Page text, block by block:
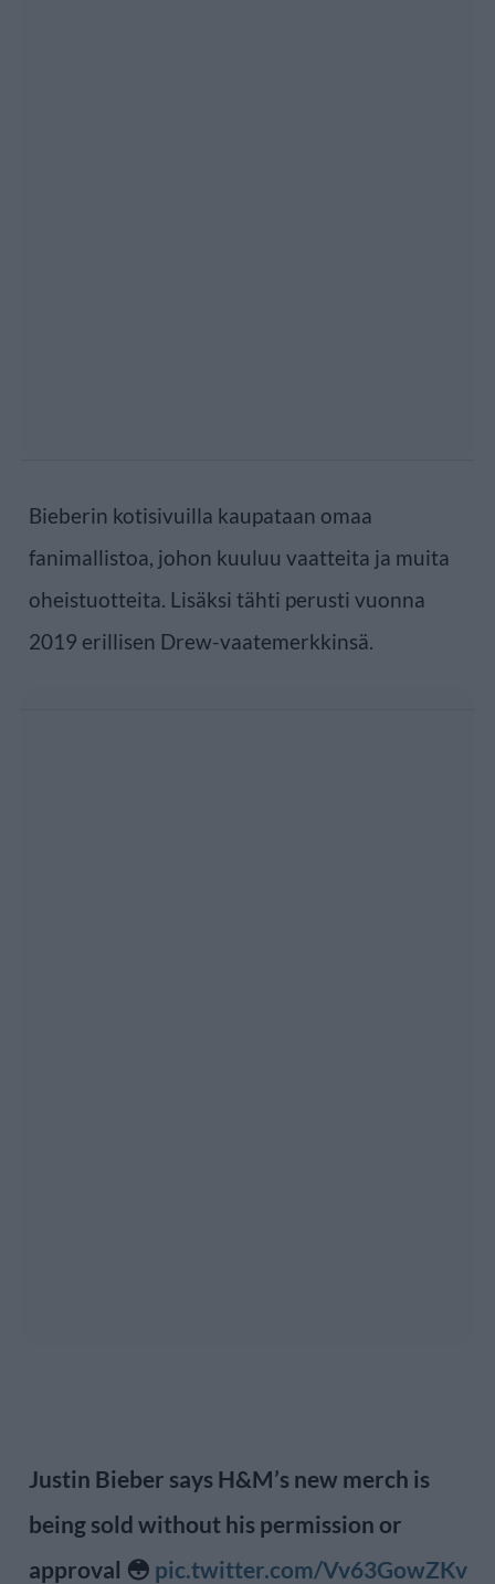
Bieberin kotisivuilla kaupataan omaa
fanimallistoa, johon kuuluu vaatteita ja muita
oheistuotteita. Lisäksi tähti perusti vuonna
2019 erillisen Drew-vaatemerkkinsä.
Justin Bieber says H&M’s new merch is
being sold without his permission or
approval 😳 pic.twitter.com/Vv63GowZKv